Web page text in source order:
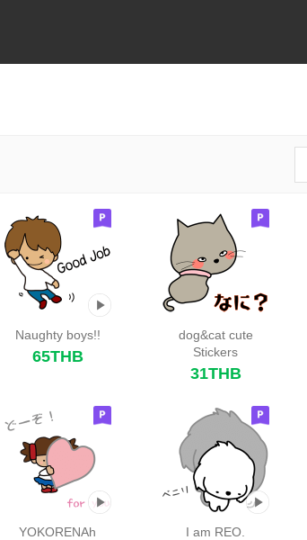
Naughty boys!!
65THB
dog&cat cute
Stickers
31THB
YOKORENAh
I am REO.